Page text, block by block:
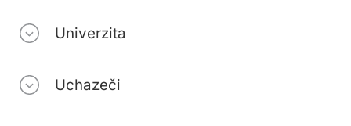
Univerzita
Uchazeči